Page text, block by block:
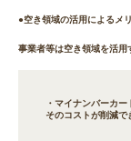
●空き領域の活用によるメ
事業者等は空き領域を活
・マイナンバーカ
そのコストが削減で